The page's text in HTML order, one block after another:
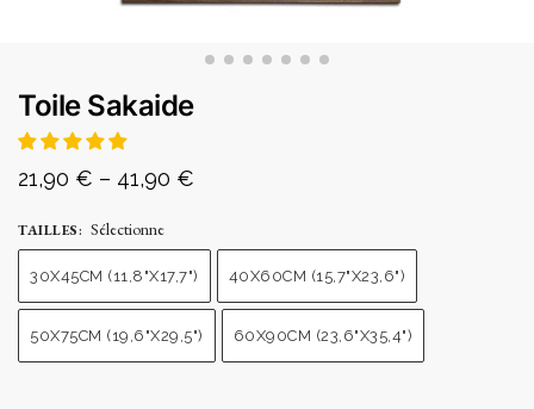
Toile Sakaide
21,90 € – 41,90 €
TAILLES: Sélectionne
30X45CM (11,8"X17,7") 40X60CM (15,7"X23,6")
50X75CM (19,6"X29,5") 60X90CM (23,6"X35,4")